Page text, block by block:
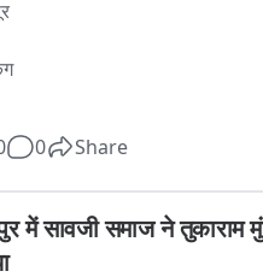
संपर्क अभियानाचा महत्त्वाचा
साधणार आहे
0 Share
में सावजी समाज ने तुकाराम